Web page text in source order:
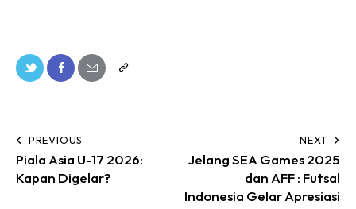
PREVIOUS
Piala Asia U-17 2026:
Kapan Digelar?
NEXT
Jelang SEA Games 2025
dan AFF : Futsal
Indonesia Gelar Apresiasi